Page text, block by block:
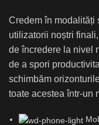
Credem în modalități
utilizatorii noștri
de încredere la nivel
de a spori
schimbăm
toate acestea într-un